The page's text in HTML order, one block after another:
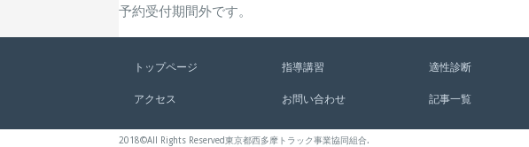
予約受付期間外です。
トップページ 指導講習 適性診断
アクセス お問い合わせ 記事一覧
2018©All Rights Reserved東京都西多摩トラック事業協同組合.